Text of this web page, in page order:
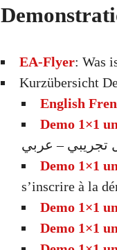
EA-Flyer: Was
Kurzübersicht
English
Demo 1×1
تجريبي – عربي
Demo 1×1
s’inscrire à la
Demo 1×1
Demo 1×1